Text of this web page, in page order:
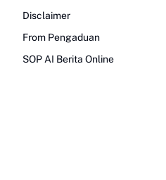
Disclaimer
From Pengaduan
SOP AI Berita Online